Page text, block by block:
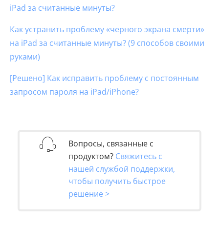
iPad за считанные минуты?
Как устранить проблему «черного экрана смерти»
на iPad за считанные минуты? (9 способов своими
руками)
[Решено] Как исправить проблему с постоянным
запросом пароля на iPad/iPhone?
Вопросы, связанные с
продуктом? Свяжитесь с
нашей службой поддержки,
чтобы получить быстрое
решение >